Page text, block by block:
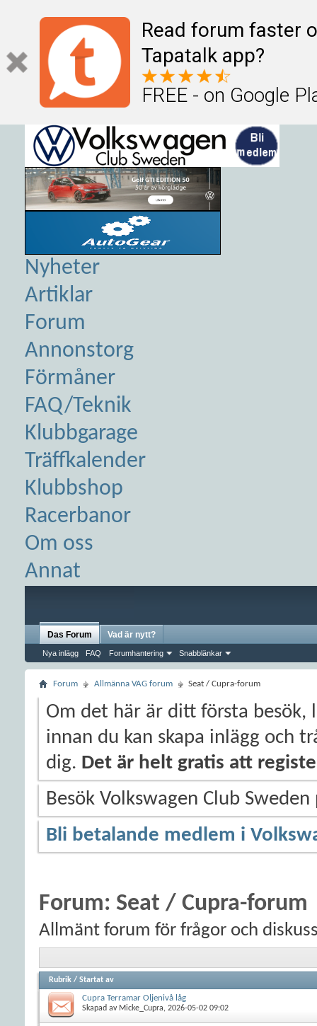
Read forum faster
Tapatalk app?
FREE - on Google
Nyheter
Artiklar
Forum
Annonstorg
Förmåner
FAQ/Teknik
Klubbgarage
Träffkalender
Klubbshop
Racerbanor
Om oss
Annat
Das Forum
Nya inlägg FAQ Forumhantering Snabblänkar
Vad är nytt?
Forum Allmänna VAG forum Seat / Cupra-forum
Om det här är ditt första besök,
innan du kan skapa inlägg och
dig. Det är helt gratis att
Besök Volkswagen Club
Bli betalande medlem i
Forum: Seat / Cupra-forum
Allmänt forum för frågor och
Rubrik / Startat av
Cupra Terramar Oljenivå låg
Skapad av Micke_Cupra, 2026-05-02 09:02